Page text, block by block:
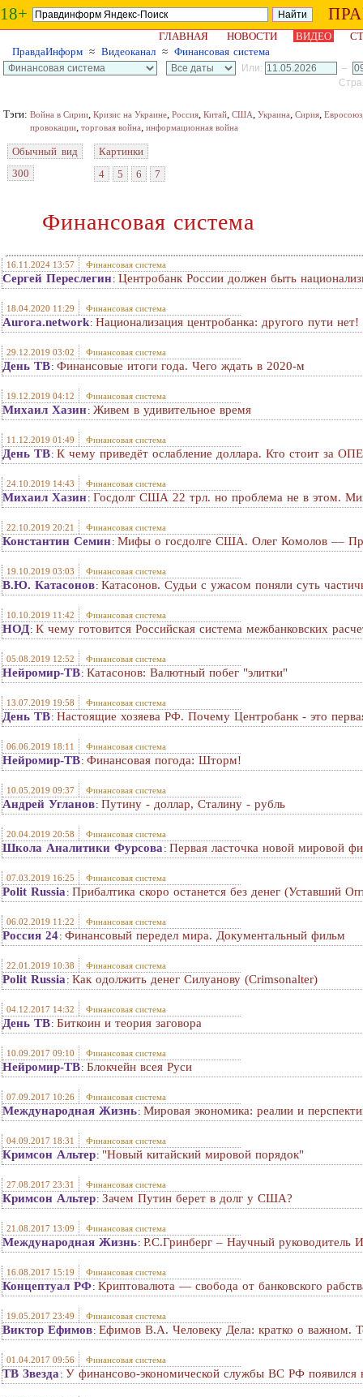
18+
ГЛАВНАЯ НОВОСТИ ВИДЕО
ПравдаИнформ ≈ Видеоканал ≈ Финансовая система
Или:
–
Тэги: Война в Сирии, Кризис на Украине, Россия, Китай, США, Украина, Сирия, Евросоюз
провокации, торговая война, информационная война
Обычный вид
300
Картинки
4
5 6 7
Финансовая система
16.11.2024 13:57 Финансовая система
Сергей Переслегин: Центробанк России должен быть
18.04.2020 11:29 Финансовая система
Aurora.network: Национализация центробанка: другого пути
29.12.2019 03:02 Финансовая система
День ТВ: Финансовые итоги года. Чего ждать в 2020-м
19.12.2019 04:12 Финансовая система
Михаил Хазин: Живем в удивительное время
11.12.2019 01:49 Финансовая система
День ТВ: К чему приведёт ослабление доллара. Кто стоит за
24.10.2019 14:43 Финансовая система
Михаил Хазин: Госдолг США 22 трл. но проблема не в этом.
22.10.2019 20:21 Финансовая система
Константин Семин: Мифы о госдолге США. Олег Комолов ––
19.10.2019 03:03 Финансовая система
В.Ю. Катасонов: Катасонов. Судьи с ужасом поняли суть
10.10.2019 11:42 Финансовая система
НОД: К чему готовится Российская система межбанковских
05.08.2019 12:52 Финансовая система
Нейромир-ТВ: Катасонов: Валютный побег "элитки"
13.07.2019 19:58 Финансовая система
День ТВ: Настоящие хозяева РФ. Почему Центробанк - это
06.06.2019 18:11 Финансовая система
Нейромир-ТВ: Финансовая погода: Шторм!
10.05.2019 09:37 Финансовая система
Андрей Угланов: Путину - доллар, Сталину - рубль
20.04.2019 20:58 Финансовая система
Школа Аналитики Фурсова : Первая ласточка новой мировой
07.03.2019 16:25 Финансовая система
Polit Russia : Прибалтика скоро останется без денег (Уставший
06.02.2019 11:22 Финансовая система
Россия 24: Финансовый передел мира. Документальный фильм
22.01.2019 10:38 Финансовая система
Polit Russia : Как одолжить денег Силуанову (Crimsonalter)
04.12.2017 14:32 Финансовая система
День ТВ: Биткоин и теория заговора
10.09.2017 09:10 Финансовая система
Нейромир-ТВ: Блокчейн всея Руси
07.09.2017 10:26 Финансовая система
Международная Жизнь: Мировая экономика: реалии и
04.09.2017 18:31 Финансовая система
Кримсон Альтер: "Новый китайский мировой порядок"
27.08.2017 23:31 Финансовая система
Кримсон Альтер: Зачем Путин берет в долг у США?
21.08.2017 13:09 Финансовая система
Международная Жизнь: Р.С.Гринберг – Научный руководитель
16.08.2017 15:19 Финансовая система
Концептуал РФ: Криптовалюта — свобода от банковского
19.05.2017 23:49 Финансовая система
Виктор Ефимов: Ефимов В.А. Человеку Дела: кратко о важном.
01.04.2017 09:56 Финансовая система
ТВ Звезда : У финансово-экономической службы ВС РФ появился